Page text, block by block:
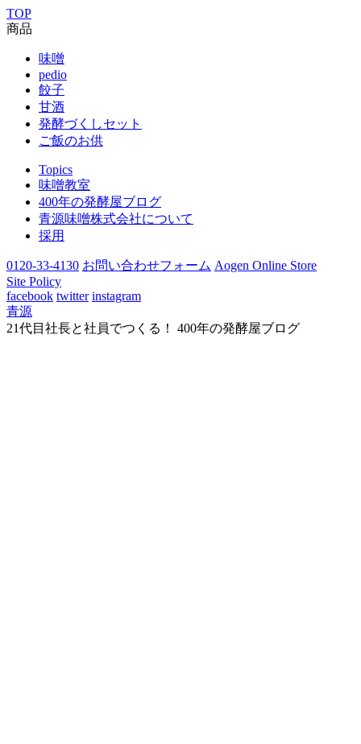
TOP
商品
味噌
pedio
餃子
甘酒
発酵づくしセット
ご飯のお供
Topics
味噌教室
400年の発酵屋ブログ
青源味噌株式会社について
採用
0120-33-4130 お問い合わせフォーム Aogen Online Store
Site Policy
facebook twitter instagram
青源
21代目社長と社員でつくる！ 400年の発酵屋ブログ